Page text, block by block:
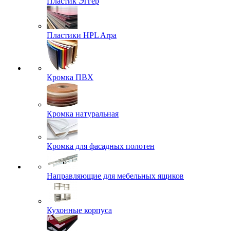
Пластики HPL Arpa
Кромка ПВХ
Кромка натуральная
Кромка для фасадных полотен
Направляющие для мебельных ящиков
Кухонные корпуса